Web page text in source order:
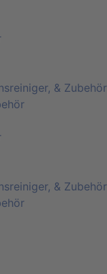
& Zubehör
& Zubehör